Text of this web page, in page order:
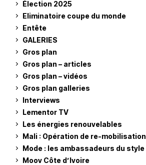
Élection 2025
Eliminatoire coupe du monde
Entête
GALERIES
Gros plan
Gros plan – articles
Gros plan – vidéos
Gros plan galleries
Interviews
Lementor TV
Les énergies renouvelables
Mali : Opération de re-mobilisation
Mode : les ambassadeurs du style
Moov Côte d’Ivoire